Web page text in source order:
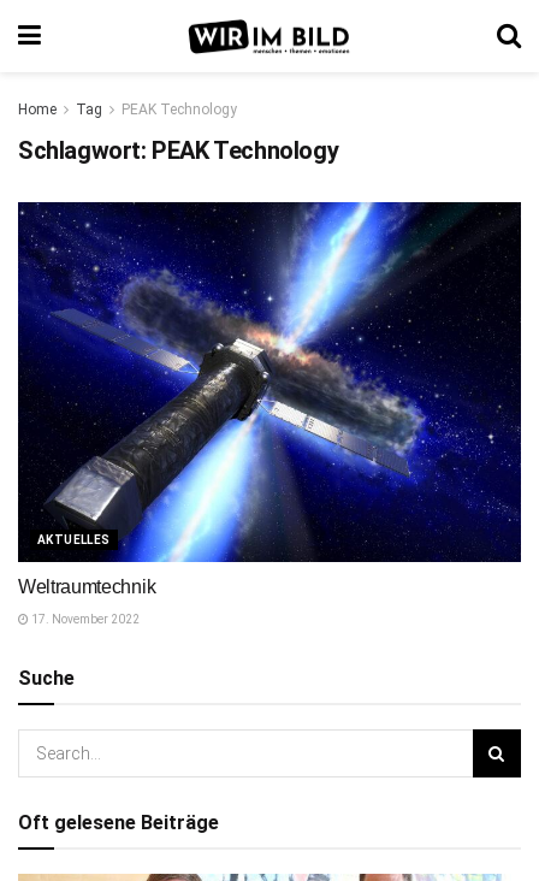
Home Tag PEAK Technology
Schlagwort: PEAK Technology
AKTUELLES
Weltraumtechnik
17. November 2022
Suche
Oft gelesene Beiträge